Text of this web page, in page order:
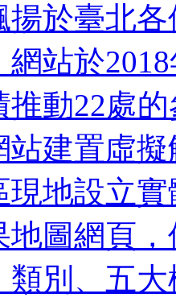
揚於臺北
站於
推動22處
站建置虛
地設立
地圖網頁
類別、五